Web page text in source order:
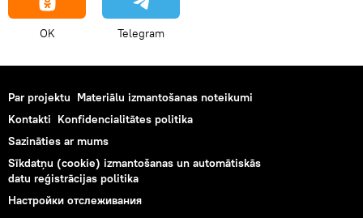
OK Telegram
Par projektu Materiālu izmantošanas noteikumi
Kontakti Konfidencialitātes politika
Sazināties ar mums
Sīkdatņu (cookie) izmantošanas un automātiskās
datu reģistrācijas politika
Настройки отслеживания